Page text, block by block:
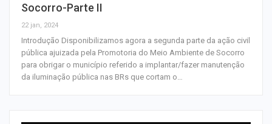
Socorro-Parte II
22 jan, 2024
Introdução Disponibilizamos agora a segunda parte da ação civil
pública ajuizada pela Promotoria do Meio Ambiente de Socorro
para obrigar o município referido a implantar/fazer manutenção
da iluminação pública nas BRs que cortam o…